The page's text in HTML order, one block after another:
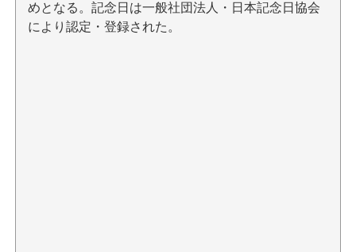
めとなる。記念日は一般社団法人・日本記念日協会
により認定・登録された。